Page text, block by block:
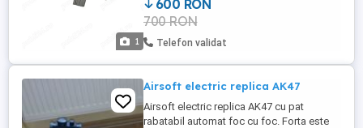
1
Lungime teava interna 290 Capacitate
incarcator 300 Lungime mm 765-798
Versiune Gearbox V2 Incarcator ...
600 RON
700 RON
Telefon validat
Airsoft electric replica AK47
Airsoft electric replica AK47 cu pat
rabatabil automat foc cu foc. Forta este